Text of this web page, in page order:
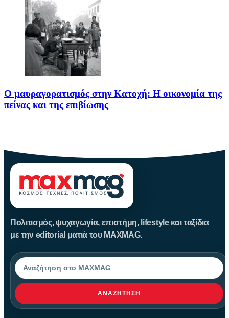
Ο μαυραγορατισμός στην Κατοχή: Η οικονομία της
πείνας και της επιβίωσης
Πολιτισμός, ψυχαγωγία, επιστήμη, lifestyle και ταξίδια
με την editorial ματιά του MAXMAG.
Αναζήτηση
ΑΝΑΖΉΤΗΣΗ